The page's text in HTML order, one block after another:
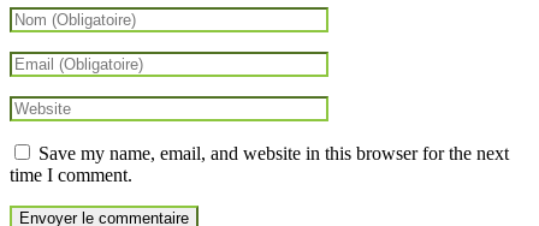
Save my name, email, and website in this browser for the next
time I comment.